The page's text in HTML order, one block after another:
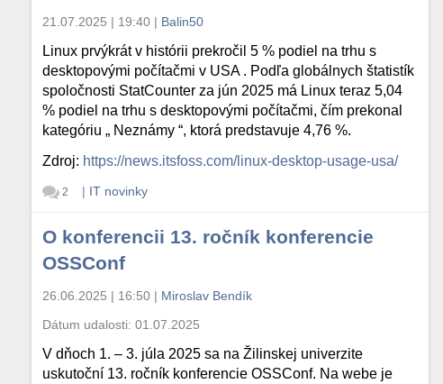
21.07.2025 | 19:40 | Balin50
Linux prvýkrát v histórii prekročil 5 % podiel na trhu s
desktopovými počítačmi v USA . Podľa globálnych štatistík
spoločnosti StatCounter za jún 2025 má Linux teraz 5,04
% podiel na trhu s desktopovými počítačmi, čím prekonal
kategóriu „ Neznámy “, ktorá predstavuje 4,76 %.
Zdroj: https://news.itsfoss.com/linux-desktop-usage-usa/
2 | IT novinky
O konferencii 13. ročník konferencie
OSSConf
26.06.2025 | 16:50 | Miroslav Bendík
Dátum udalosti:01.07.2025
V dňoch 1. – 3. júla 2025 sa na Žilinskej univerzite
uskutoční 13. ročník konferencie OSSConf. Na webe je